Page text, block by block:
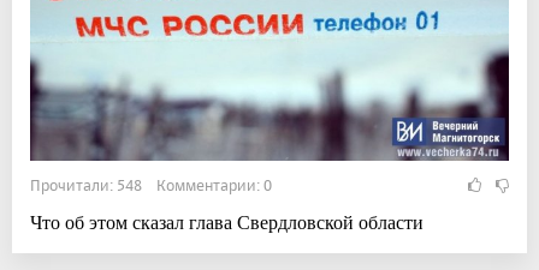
Прочитали: 548 Комментарии: 0
Что об этом сказал глава Свердловской области